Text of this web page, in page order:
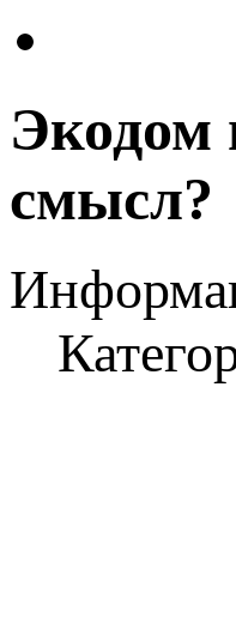
Экодом
смысл?